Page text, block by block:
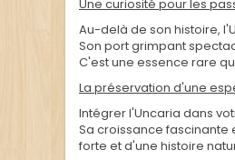
Une curiosité pour les
Au-delà de son histoire,
Son port grimpant
C'est une essence rare
La préservation d'une
Intégrer l'Uncaria dans
Sa croissance fascinante
forte et d'une histoire